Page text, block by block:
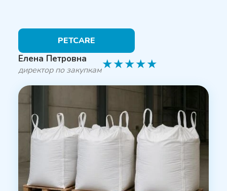
PETCARE
Елена Петровна
директор по закупкам★★★★★